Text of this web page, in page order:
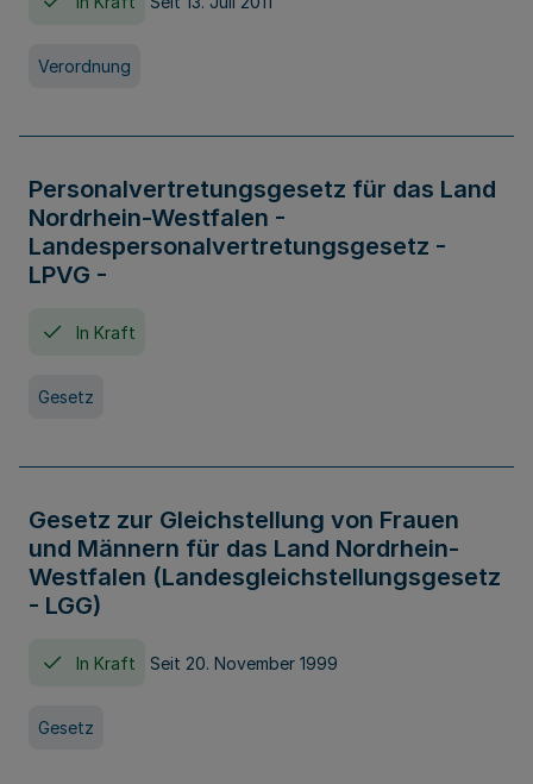
Verordnung
Personalvertretungsgesetz für das Land
Nordrhein-Westfalen -
Landespersonalvertretungsgesetz -
LPVG -
In Kraft
Gesetz
Gesetz zur Gleichstellung von Frauen
und Männern für das Land Nordrhein-
Westfalen (Landesgleichstellungsgesetz
- LGG)
In Kraft Seit 20. November 1999
Gesetz